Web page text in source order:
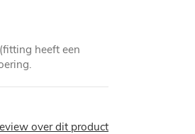
heeft een
over dit product